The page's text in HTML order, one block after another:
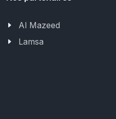
Al Mazeed
Lamsa